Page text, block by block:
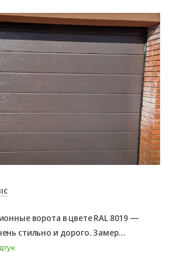
ворота в цвете RAL 8019 —
стильно и дорого. Замер
помогли с выбором и